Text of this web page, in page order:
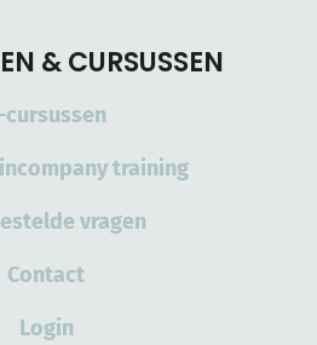
& CURSUSSEN
cursussen
training
vragen
Contact
Login